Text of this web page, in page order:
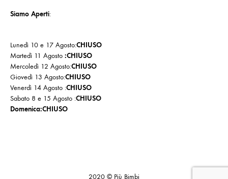
Siamo Aperti:
Lunedì 10 e 17 Agosto:CHIUSO
Martedì 11 Agosto :CHIUSO
Mercoledì 12 Agosto:CHIUSO
Giovedì 13 Agosto:CHIUSO
Venerdì 14 Agosto :CHIUSO
Sabato 8 e 15 Agosto :CHIUSO
Domenica:CHIUSO
2020 © Più Bimbi
Policydi
Policy